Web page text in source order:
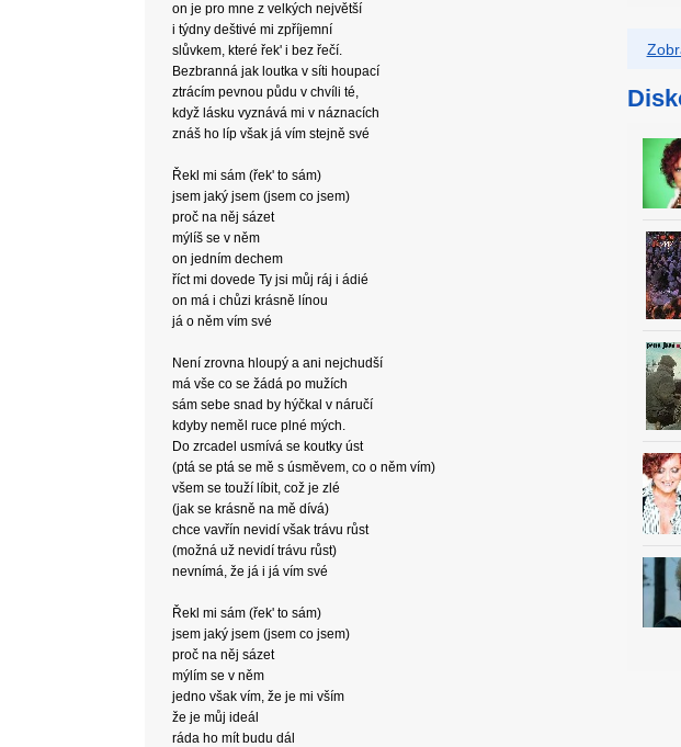
on je pro mne z velkých největší
i týdny deštivé mi zpříjemní
slůvkem, které řek' i bez řečí.
Bezbranná jak loutka v síti houpací
ztrácím pevnou půdu v chvíli té,
když lásku vyznává mi v náznacích
znáš ho líp však já vím stejně své
Řekl mi sám (řek' to sám)
jsem jaký jsem (jsem co jsem)
proč na něj sázet
mýlíš se v něm
on jedním dechem
říct mi dovede Ty jsi můj ráj i ádié
on má i chůzi krásně línou
já o něm vím své
Není zrovna hloupý a ani nejchudší
má vše co se žádá po mužích
sám sebe snad by hýčkal v náručí
kdyby neměl ruce plné mých.
Do zrcadel usmívá se koutky úst
(ptá se ptá se mě s úsměvem, co o něm vím)
všem se touží líbit, což je zlé
(jak se krásně na mě dívá)
chce vavřín nevidí však trávu růst
(možná už nevidí trávu růst)
nevnímá, že já i já vím své
Řekl mi sám (řek' to sám)
jsem jaký jsem (jsem co jsem)
proč na něj sázet
mýlím se v něm
jedno však vím, že je mi vším
že je můj ideál
ráda ho mít budu dál